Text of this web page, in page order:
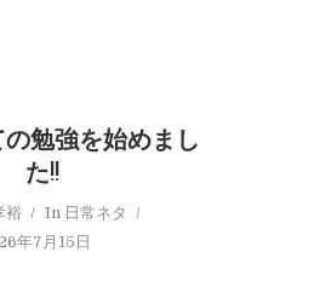
勉強を始めまし
た!!
裕 In 日常ネタ
年7月15日